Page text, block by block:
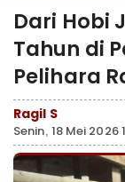
Dari Hobi
Tahun di
Pelihara
Ragil S
Senin, 18 Mei 2026